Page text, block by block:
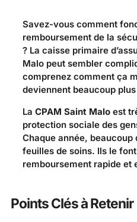
Savez-vous comment
remboursement de la
? La caisse primaire
Malo peut sembler
comprenez comment ça
deviennent beaucoup
La CPAM Saint Malo est
protection sociale des
Chaque année, beaucoup
feuilles de soins. Ils le
remboursement rapide et
Points Clés à Retenir